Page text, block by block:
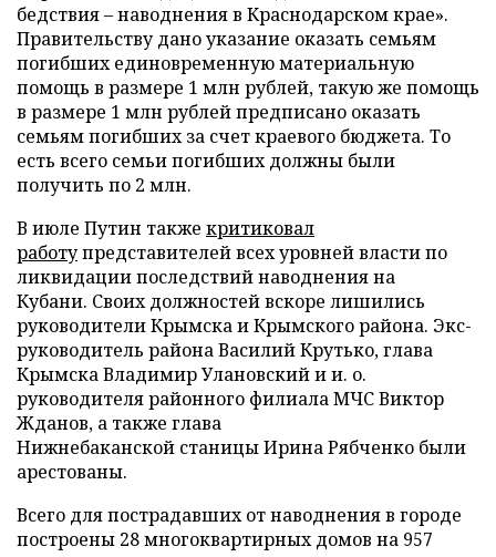
бедствия – наводнения в Краснодарском крае».
Правительству дано указание оказать семьям
погибших единовременную материальную
помощь в размере 1 млн рублей, такую же помощь
в размере 1 млн рублей предписано оказать
семьям погибших за счет краевого бюджета. То
есть всего семьи погибших должны были
получить по 2 млн.
В июле Путин также критиковал
работупредставителей всех уровней власти по
ликвидации последствий наводнения на
Кубани. Своих должностей вскоре лишились
руководители Крымска и Крымского района. Экс-
руководитель района Василий Крутько, глава
Крымска Владимир Улановский и и. о.
руководителя районного филиала МЧС Виктор
Жданов, а также глава
Нижнебаканской станицы Ирина Рябченко были
арестованы.
Всего для пострадавших от наводнения в городе
построены 28 многоквартирных домов на 957